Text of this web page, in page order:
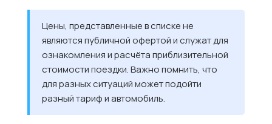
Цены, представленные в списке не
являются публичной офертой и служат для
ознакомления и расчёта приблизительной
стоимости поездки. Важно помнить, что
для разных ситуаций может подойти
разный тариф и автомобиль.